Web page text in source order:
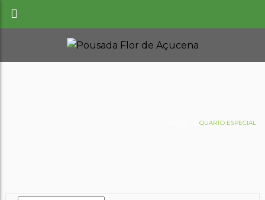
QUARTO ESPECIAL